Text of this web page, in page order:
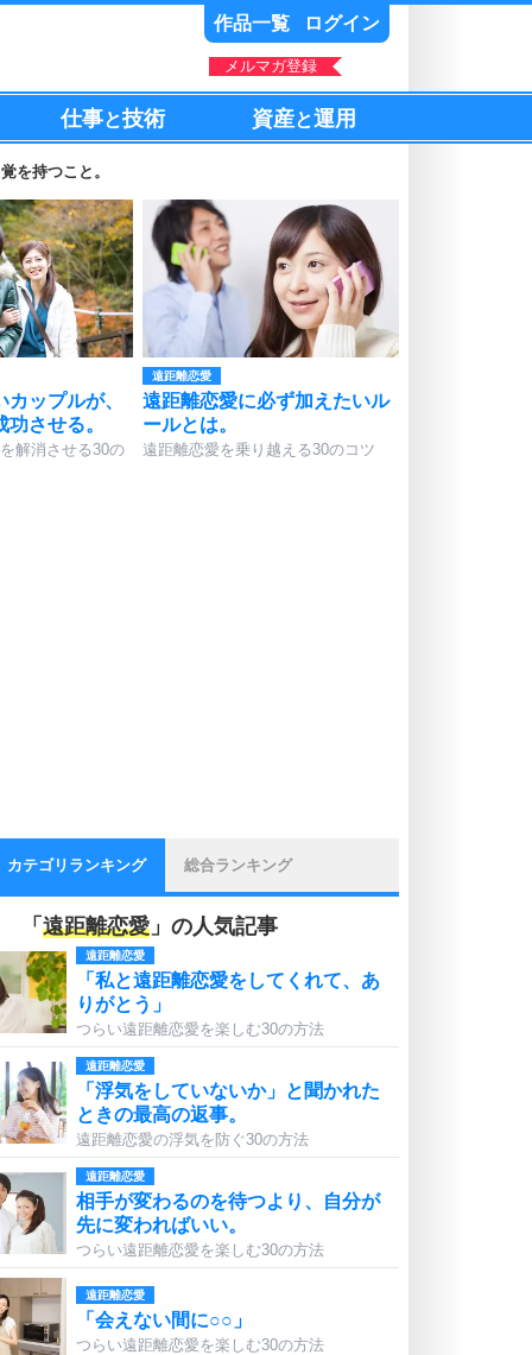
作品一覧 ログイン
メルマガ登録
仕事と技術 資産と運用
を持つこと。
ップルが、
させる。
解消させる30の
遠距離恋愛
遠距離恋愛に必ず加えたいル
ールとは。
遠距離恋愛を乗り越える30のコツ
カテゴリランキング 総合ランキング
「 遠距離恋愛 」の人気記事
遠距離恋愛
「私と遠距離恋愛をしてくれて、あ
りがとう」
つらい遠距離恋愛を楽しむ30の方法
遠距離恋愛
「浮気をしていないか」と聞かれた
ときの最高の返事。
遠距離恋愛の浮気を防ぐ30の方法
遠距離恋愛
相手が変わるのを待つより、自分が
先に変わればいい。
つらい遠距離恋愛を楽しむ30の方法
遠距離恋愛
「会えない間に○○」
つらい遠距離恋愛を楽しむ30の方法